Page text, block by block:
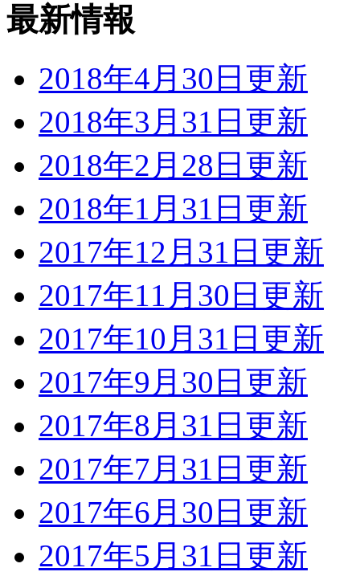
最新情報
2018年4月30日更新
2018年3月31日更新
2018年2月28日更新
2018年1月31日更新
2017年12月31日更新
2017年11月30日更新
2017年10月31日更新
2017年9月30日更新
2017年8月31日更新
2017年7月31日更新
2017年6月30日更新
2017年5月31日更新